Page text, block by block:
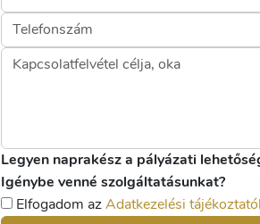
Legyen naprakész a pályázati
Igénybe venné szolgáltatásunkat?
Elfogadom azAdatkezelési